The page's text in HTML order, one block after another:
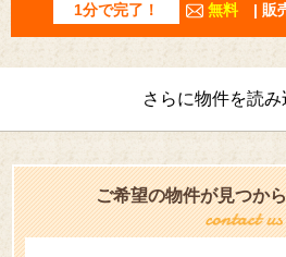
1分で完了！ 無料 | 販
さらに物件を読み
ご希望の物件が見つか